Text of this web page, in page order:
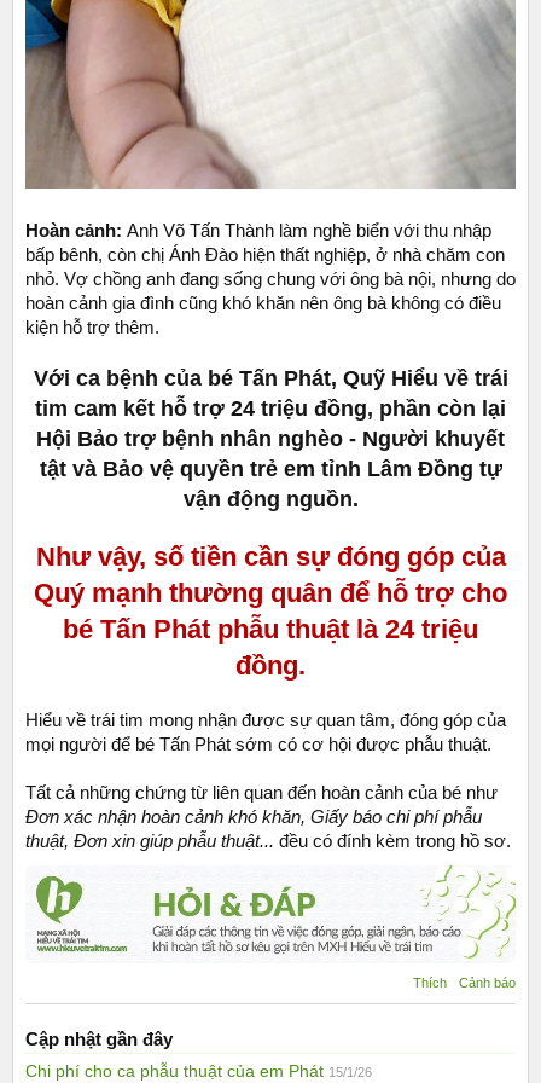
Hoàn cảnh: Anh Võ Tấn Thành làm nghề biển với thu nhập
bấp bênh, còn chị Ánh Đào hiện thất nghiệp, ở nhà chăm con
nhỏ. Vợ chồng anh đang sống chung với ông bà nội, nhưng do
hoàn cảnh gia đình cũng khó khăn nên ông bà không có điều
kiện hỗ trợ thêm.
Với ca bệnh của bé Tấn Phát, Quỹ Hiểu về trái
tim cam kết hỗ trợ 24 triệu đồng, phần còn lại
Hội Bảo trợ bệnh nhân nghèo - Người khuyết
tật và Bảo vệ quyền trẻ em tỉnh Lâm Đồng tự
vận động nguồn.
Như vậy, số tiền cần sự đóng góp của
Quý mạnh thường quân để hỗ trợ cho
bé Tấn Phát phẫu thuật là 24 triệu
đồng.
Hiểu về trái tim mong nhận được sự quan tâm, đóng góp của
mọi người để bé Tấn Phát sớm có cơ hội được phẫu thuật.
Tất cả những chứng từ liên quan đến hoàn cảnh của bé như
Đơn xác nhận hoàn cảnh khó khăn, Giấy báo chi phí phẫu
thuật, Đơn xin giúp phẫu thuật... đều có đính kèm trong hồ sơ.
Thích Cảnh báo
Cập nhật gần đây
Chi phí cho ca phẫu thuật của em Phát 15/1/26